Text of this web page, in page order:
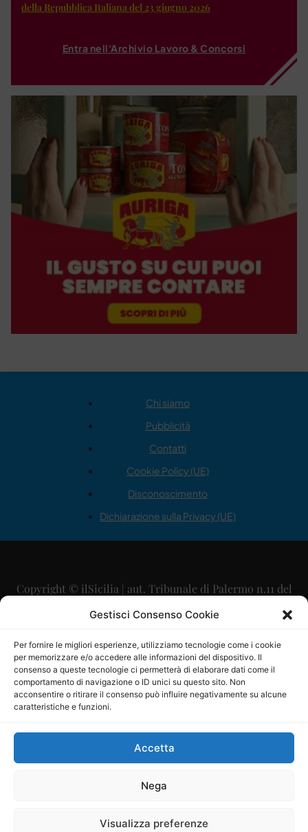
Gestisci Consenso Cookie
Per fornire le migliori esperienze, utilizziamo tecnologie come i cookie
per memorizzare e/o accedere alle informazioni del dispositivo. Il
consenso a queste tecnologie ci permetterà di elaborare dati come il
comportamento di navigazione o ID unici su questo sito. Non
acconsentire o ritirare il consenso può influire negativamente su alcune
caratteristiche e funzioni.
Accetta
Nega
Visualizza preferenze
della Repubblica Italiana del 23 giugno 2026
Entra nell'Archivio Lavoro & Concorsi
Chi siamo
Pubblicità
Contatti
Cookie Policy (UE)
Disconoscimento
Dichiarazione sulla Privacy (UE)
Copyright © ilSicilia | aut. Tribunale di Palermo n.11 del
29/09/2015
Direttore Editoriale: Maurizio Scaglione
Direttore Responsabile: Maria Calabrese
P.IVA: 06334930820
Mercurio Comunicazione Società Cooperativa a r.l. è
iscritta al Registro degli Operatori di Comunicazione al
Sito gestito daLa Digitale srl–info@ladigitale.it